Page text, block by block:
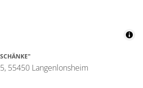
55450 Langenlonsheim